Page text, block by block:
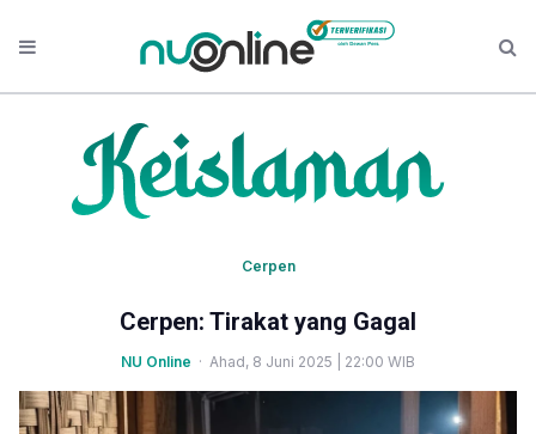
Cerpen
Cerpen: Tirakat yang Gagal
NU Online · Ahad, 8 Juni 2025 | 22:00 WIB